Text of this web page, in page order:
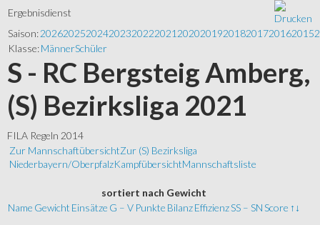
Ergebnisdienst
Saison:202620252024202320222021 202020192018201720162015
Klasse:MännerSchüler
S - RC Bergsteig Amberg,
(S) Bezirksliga 2021
FILA Regeln 2014
Zur MannschaftübersichtZur (S) Bezirksliga
Niederbayern/OberpfalzKampfübersichtMannschaftsliste
sortiert nach Gewicht
Name Gewicht Einsätze G – V Punkte BilanzEffizienzSS – SNScore ↑↓